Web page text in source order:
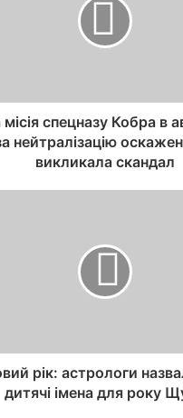
спецназу Кобра в
нейтралізацію
викликала скандал
рік: астрологи
дитячі імена для року